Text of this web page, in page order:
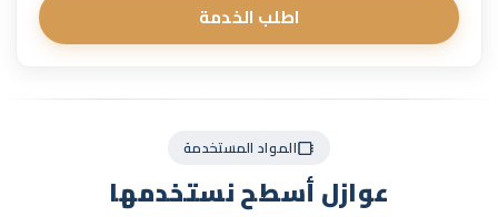
اطلب الخدمة
المواد المستخدمة
عوازل أسطحنستخدمها